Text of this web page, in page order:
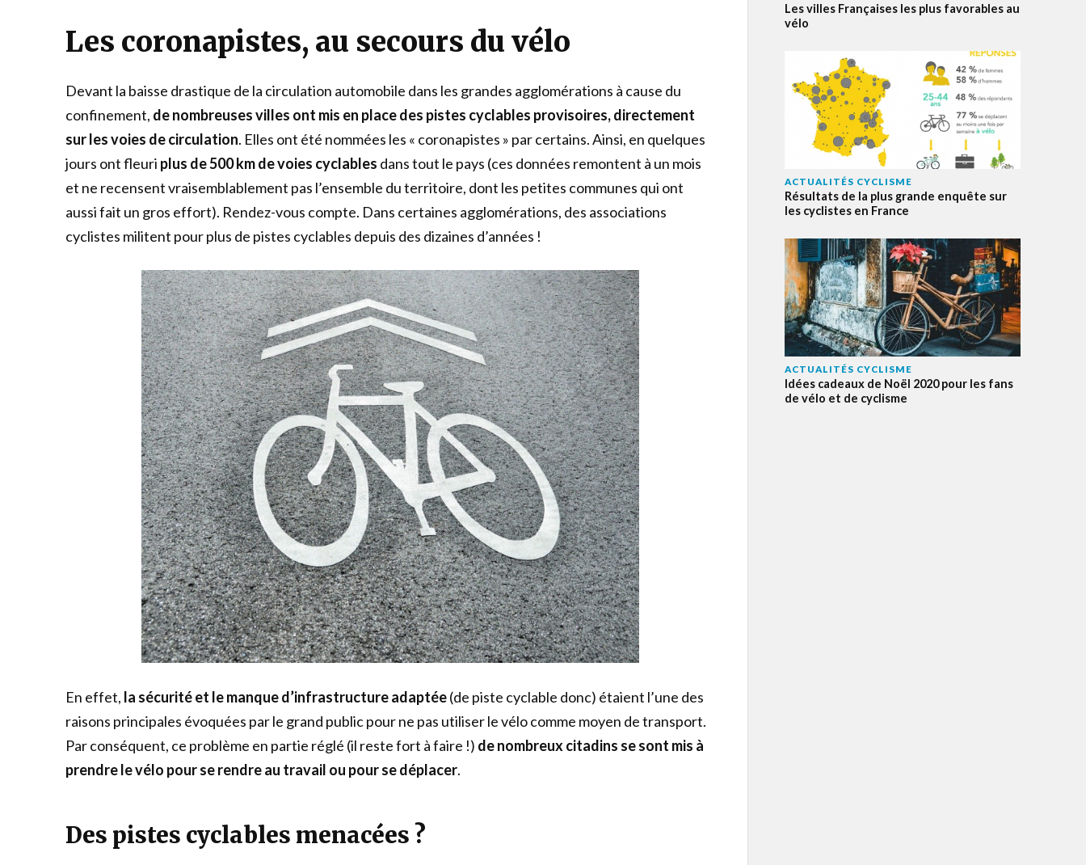
Les coronapistes, au secours du vélo
Devant la baisse drastique de la circulation automobile dans les grandes agglomérations à cause du
confinement, de nombreuses villes ont mis en place des pistes cyclables provisoires, directement
sur les voies de circulation. Elles ont été nommées les « coronapistes » par certains. Ainsi, en quelques
jours ont fleuri plus de 500 km de voies cyclables dans tout le pays (ces données remontent à un mois
et ne recensent vraisemblablement pas l’ensemble du territoire, dont les petites communes qui ont
aussi fait un gros effort). Rendez-vous compte. Dans certaines agglomérations, des associations
cyclistes militent pour plus de pistes cyclables depuis des dizaines d’années !
En effet, la sécurité et le manque d’infrastructure adaptée(de piste cyclable donc) étaient l’une des
raisons principales évoquées par le grand public pour ne pas utiliser le vélo comme moyen de transport.
Par conséquent, ce problème en partie réglé (il reste fort à faire !) de nombreux citadins se sont mis à
prendre le vélo pour se rendre au travail ou pour se déplacer.
Des pistes cyclables menacées ?
Les villes Françaises les plus favorables au
vélo
ACTUALITÉS CYCLISME
Résultats de la plus grande enquête sur
les cyclistes en France
ACTUALITÉS CYCLISME
Idées cadeaux de Noël 2020 pour les fans
de vélo et de cyclisme